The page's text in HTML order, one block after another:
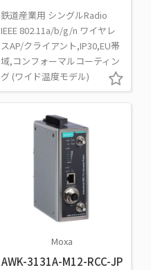
鉄道産業用 シングルRadio
IEEE 802.11a/b/g/n ワイヤレ
スAP/クライアント,IP30,EU帯
域,コンフォーマルコーティン
グ (ワイド温度モデル)
Moxa
AWK-3131A-M12-RCC-JP